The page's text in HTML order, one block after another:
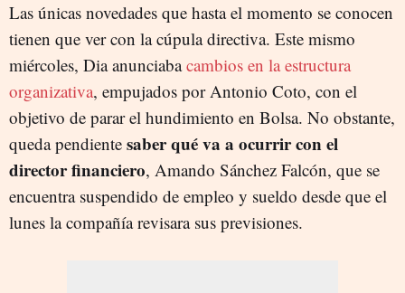
Las únicas novedades que hasta el momento se conocen
tienen que ver con la cúpula directiva. Este mismo
miércoles, Dia anunciabacambios en la estructura
organizativa, empujados por Antonio Coto, con el
objetivo de parar el hundimiento en Bolsa. No obstante,
queda pendiente saber qué va a ocurrir con el
director financiero, Amando Sánchez Falcón, que se
encuentra suspendido de empleo y sueldo desde que el
lunes la compañía revisara sus previsiones.